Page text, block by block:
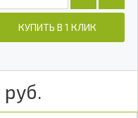
КУПИТЬ В 1 КЛИК
руб.